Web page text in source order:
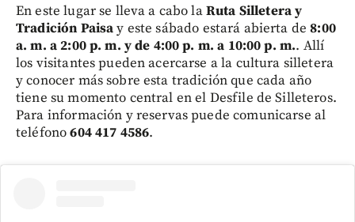
En este lugar se lleva a cabo laRuta Silletera y
Tradición Paisay este sábado estará abierta de8:00
a. m. a 2:00 p. m. y de 4:00 p. m. a 10:00 p. m.. Allí
los visitantes pueden acercarse a la cultura silletera
y conocer más sobre esta tradición que cada año
tiene su momento central en el Desfile de Silleteros.
Para información y reservas puede comunicarse al
teléfono604 417 4586.